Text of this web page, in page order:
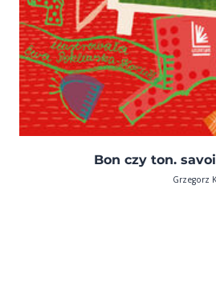
Bon czy ton.
Grzegorz